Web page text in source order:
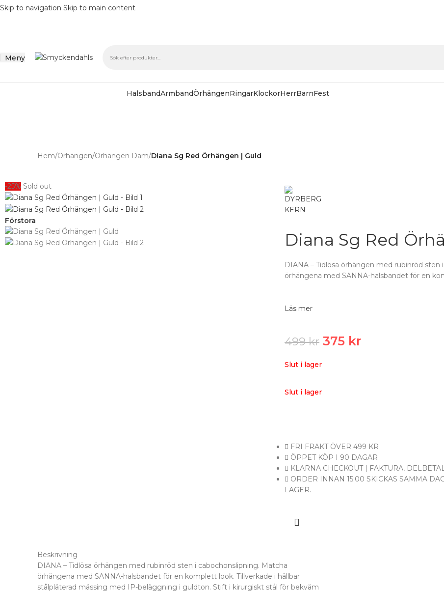
Skip to navigation Skip to main content
Meny
HalsbandArmbandÖrhängenRingarKlockorHerrBarnFest
Hem/Örhängen/Örhängen Dam/Diana Sg Red Örhängen | Guld
-25% Sold out
Förstora
Diana Sg Red
DIANA – Tidlösa örhängen med rubinröd sten
örhängena med SANNA-halsbandet för en
Läs mer
499kr 375 kr
Slut i lager
Slut i lager
FRI FRAKT ÖVER 499 KR
ÖPPET KÖP I 90 DAGAR
KLARNA CHECKOUT | FAKTURA,
ORDER INNAN 15:00 SKICKAS SAMMA
LAGER.
Beskrivning
DIANA – Tidlösa örhängen med rubinröd sten i cabochonslipning. Matcha
örhängena med SANNA-halsbandet för en komplett look. Tillverkade i hållbar
stålpläterad mässing med IP-beläggning i guldton. Stift i kirurgiskt stål för bekväm